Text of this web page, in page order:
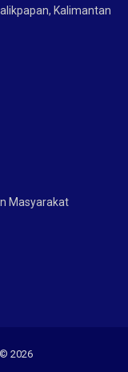
Kalimantan
Masyarakat
2026